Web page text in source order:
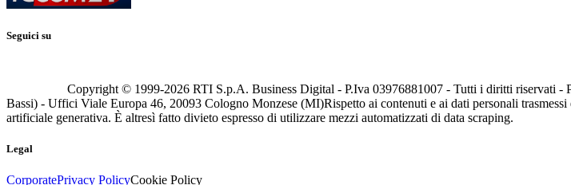
Seguici su
Copyright © 1999-2026 RTI S.p.A. Business Digital - P.Iva 03976881007 - Tutti i diritti riservati -
Bassi) - Uffici Viale Europa 46, 20093 Cologno Monzese (MI)Rispetto ai contenuti e ai dati personali
artificiale generativa. È altresì fatto divieto espresso di utilizzare mezzi automatizzati di data scraping.
Legal
CorporatePrivacy PolicyCookie Policy